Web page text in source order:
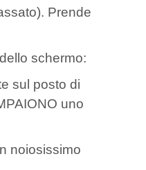
Prende
schermo:
sul posto di
uno
noiosissimo